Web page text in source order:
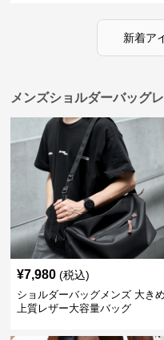
新着ア
メンズショルダーバッグ
¥7,980 (税込)
ショルダーバッグメンズ 大きめ
上質レザー大容量バッグ